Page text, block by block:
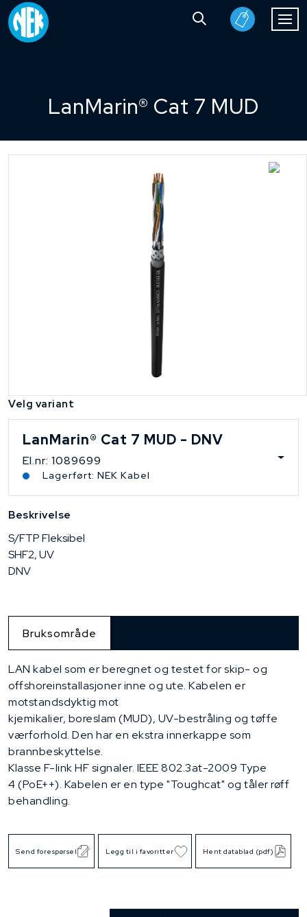
LanMarin® Cat 7 MUD
Velg variant
LanMarin® Cat 7 MUD - DNV
El.nr: 1089699
Lagerført: NEK Kabel
Beskrivelse
S/FTP Fleksibel
SHF2, UV
DNV
Bruksområde
LAN kabel som er beregnet og testet for skip- og
offshoreinstallasjoner inne og ute. Kabelen er
motstandsdyktig mot
kjemikalier, boreslam (MUD), UV-bestråling og tøffe
værforhold. Den har en ekstra innerkappe som
brannbeskyttelse.
Klasse F-link HF signaler. IEEE 802.3at-2009 Type
4 (PoE++). Kabelen er en type "Toughcat" og tåler røff
behandling.
Send forespørsel Legg til i favoritter Hent datablad (pdf)